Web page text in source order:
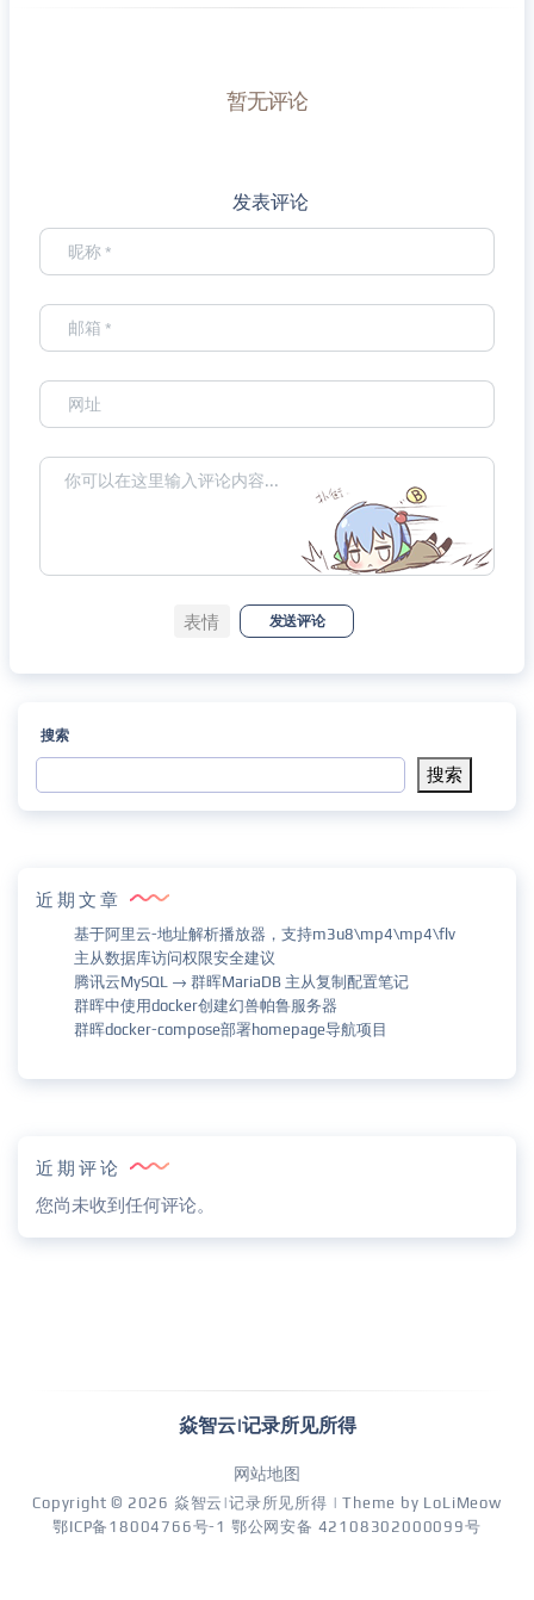
暂无评论
发表评论
表情 发送评论
搜索
搜索
近期文章
基于阿里云-地址解析播放器，支持m3u8\mp4\mp4\flv
主从数据库访问权限安全建议
腾讯云MySQL → 群晖MariaDB 主从复制配置笔记
群晖中使用docker创建幻兽帕鲁服务器
群晖docker-compose部署homepage导航项目
近期评论
您尚未收到任何评论。
焱智云|记录所见所得
网站地图
Copyright © 2026 焱智云|记录所见所得 | Theme by LoLiMeow
鄂ICP备18004766号-1 鄂公网安备 42108302000099号